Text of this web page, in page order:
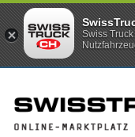
Swiss